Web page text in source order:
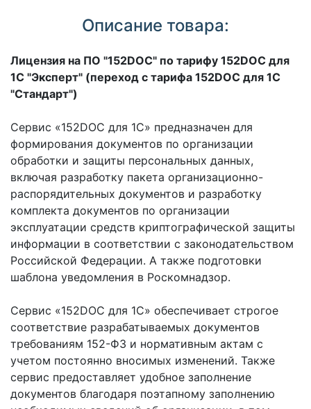
Описание товара:
Лицензия на ПО "152DOC" по тарифу 152DOC для
1С "Эксперт" (переход с тарифа 152DOC для 1С
"Стандарт")
Сервис «152DOC для 1С» предназначен для
формирования документов по организации
обработки и защиты персональных данных,
включая разработку пакета организационно-
распорядительных документов и разработку
комплекта документов по организации
эксплуатации средств криптографической защиты
информации в соответствии с законодательством
Российской Федерации. А также подготовки
шаблона уведомления в Роскомнадзор.
Сервис «152DOC для 1С» обеспечивает строгое
соответствие разрабатываемых документов
требованиям 152-ФЗ и нормативным актам с
учетом постоянно вносимых изменений. Также
сервис предоставляет удобное заполнение
документов благодаря поэтапному заполнению